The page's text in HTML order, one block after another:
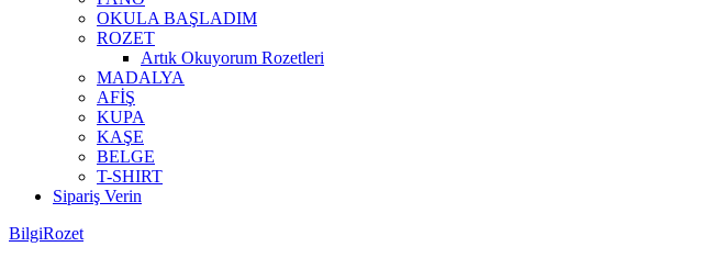
OKULA BAŞLADIM
ROZET
Artık Okuyorum Rozetleri
MADALYA
AFİŞ
KUPA
KAŞE
BELGE
T-SHIRT
Sipariş Verin
BilgiRozet